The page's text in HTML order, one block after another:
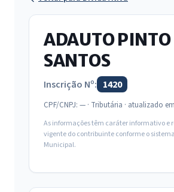
ADAUTO PINTO
SANTOS
Inscrição Nº: 1420
CPF/CNPJ: — · Tributária · atualizado
As informações têm caráter informativo e
vigente do contribuinte conforme o
Municipal.